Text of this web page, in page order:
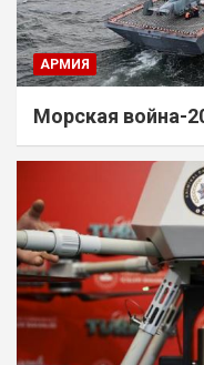
АРМИЯ
Морская война-